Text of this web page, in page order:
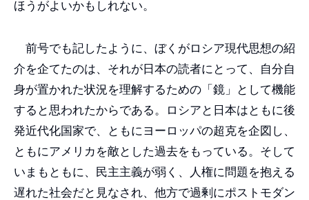
ほうがよいかもしれない。
前号でも記したように、ぼくがロシア現代思想の紹
介を企てたのは、それが日本の読者にとって、自分自
身が置かれた状況を理解するための「鏡」として機能
すると思われたからである。ロシアと日本はともに後
発近代化国家で、ともにヨーロッパの超克を企図し、
ともにアメリカを敵とした過去をもっている。そして
いまもともに、民主主義が弱く、人権に問題を抱える
遅れた社会だと見なされ、他方で過剰にポストモダン